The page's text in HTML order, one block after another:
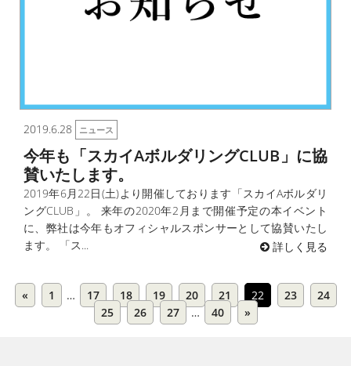
2019.6.28 ニュース
今年も「スカイAボルダリングCLUB」に協
賛いたします。
2019年6月22日(土)より開催しております「スカイAボルダリ
ングCLUB」。 来年の2020年2月まで開催予定の本イベント
に、弊社は今年もオフィシャルスポンサーとして協賛いたし
ます。 「ス...
詳しく見る
« 1 … 17 18 19 20 21 22 23
24
25
26 27 … 40 »